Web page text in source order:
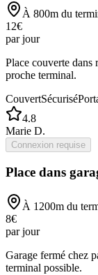
À 800m du
12€
par jour
Place couverte dans
proche terminal.
CouvertSécurisé
4.8
Marie D.
Connexion requise
Place dans
À 1200m du
8€
par jour
Garage fermé chez
terminal possible.